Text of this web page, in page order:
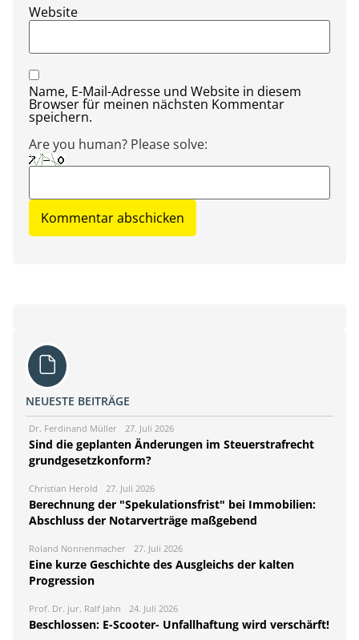
Website
Name, E-Mail-Adresse und Website in diesem
Browser für meinen nächsten Kommentar
speichern.
Are you human? Please solve:
NEUESTE BEITRÄGE
Dr. Ferdinand Müller 27. Juli 2026
Sind die geplanten Änderungen im Steuerstrafrecht
grundgesetzkonform?
Christian Herold 27. Juli 2026
Berechnung der "Spekulationsfrist" bei Immobilien:
Abschluss der Notarverträge maßgebend
Roland Nonnenmacher 27. Juli 2026
Eine kurze Geschichte des Ausgleichs der kalten
Progression
Prof. Dr. jur. Ralf Jahn 24. Juli 2026
Beschlossen: E-Scooter- Unfallhaftung wird verschärft!